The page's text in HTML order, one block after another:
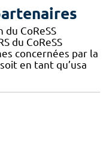
CoReSS
du CoReSS
concernées par la
en tant qu’usa